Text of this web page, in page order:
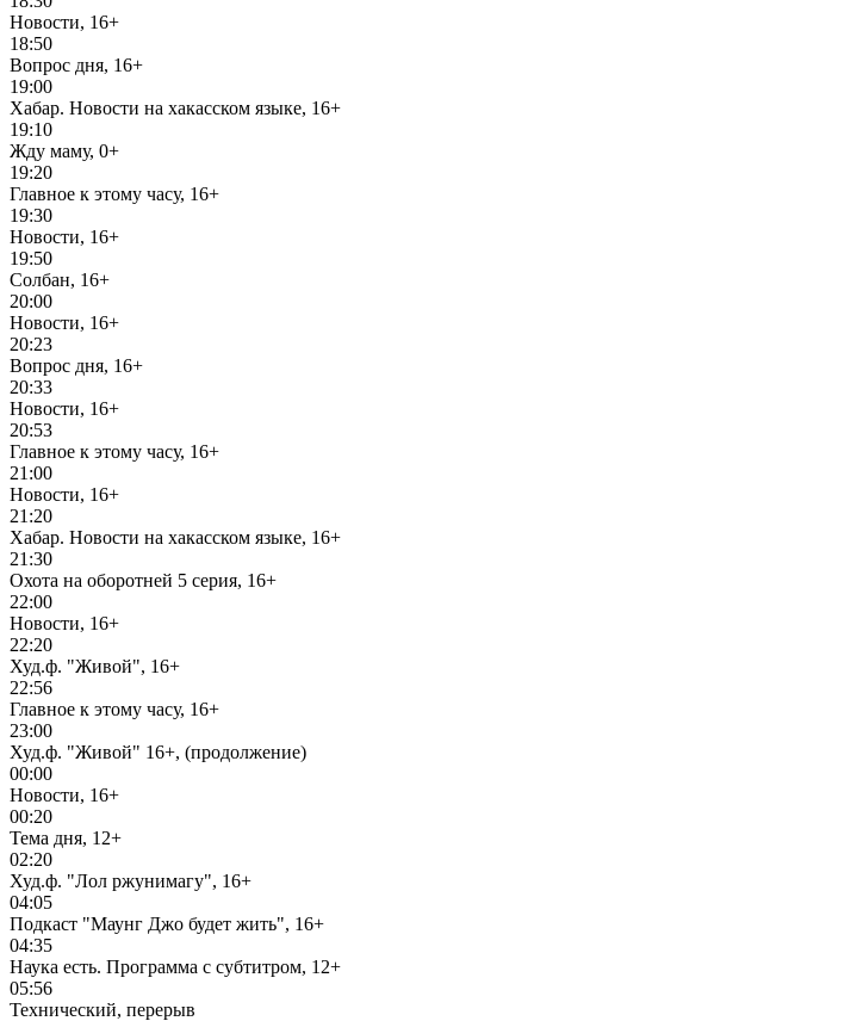
Новости, 16+
18:50
Вопрос дня, 16+
19:00
Хабар. Новости на хакасском языке, 16+
19:10
Жду маму, 0+
19:20
Главное к этому часу, 16+
19:30
Новости, 16+
19:50
Солбан, 16+
20:00
Новости, 16+
20:23
Вопрос дня, 16+
20:33
Новости, 16+
20:53
Главное к этому часу, 16+
21:00
Новости, 16+
21:20
Хабар. Новости на хакасском языке, 16+
21:30
Охота на оборотней 5 серия, 16+
22:00
Новости, 16+
22:20
Худ.ф. "Живой", 16+
22:56
Главное к этому часу, 16+
23:00
Худ.ф. "Живой" 16+, (продолжение)
00:00
Новости, 16+
00:20
Тема дня, 12+
02:20
Худ.ф. "Лол ржунимагу", 16+
04:05
Подкаст "Маунг Джо будет жить", 16+
04:35
Наука есть. Программа с субтитром, 12+
05:56
Технический, перерыв